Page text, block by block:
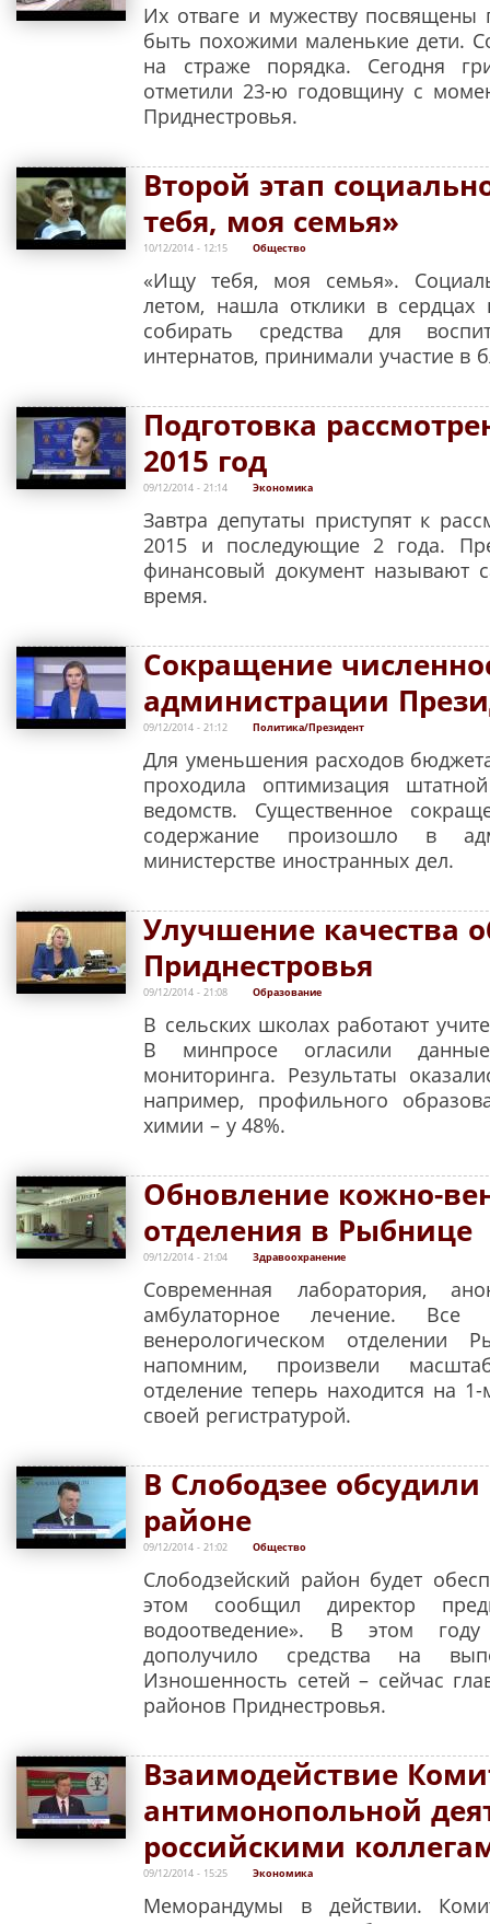
Их отваге и мужеству посвящены
быть похожими маленькие дети.
на страже порядка. Сегодня
отметили 23-ю годовщину с
Приднестровья.
Второй этап
тебя, моя семья»
10/12/2014 - 12:15 Общество
«Ищу тебя, моя семья».
летом, нашла отклики в сердцах
собирать средства для
интернатов, принимали участие в
Подготовка
2015 год
09/12/2014 - 21:14 Экономика
Завтра депутаты приступят к
2015 и последующие 2 года.
финансовый документ называют
время.
Сокращение
администрации
09/12/2014 - 21:12 Политика/Президент
Для уменьшения расходов
проходила оптимизация
ведомств. Существенное
содержание произошло в
министерстве иностранных дел.
Улучшение качества
Приднестровья
09/12/2014 - 21:08 Образование
В сельских школах работают
В минпросе огласили
мониторинга. Результаты
например, профильного
химии – у 48%.
Обновление кожно-
отделения в Рыбнице
09/12/2014 - 21:04 Здравоохранение
Современная лаборатория,
амбулаторное лечение.
венерологическом отделении
напомним, произвели
отделение теперь находится на
своей регистратурой.
В Слободзее
районе
09/12/2014 - 21:02 Общество
Слободзейский район будет
этом сообщил директор
водоотведение». В этом
дополучило средства на
Изношенность сетей – сейчас
районов Приднестровья.
Взаимодействие
антимонопольной
российскими
09/12/2014 - 15:25 Экономика
Меморандумы в действии.